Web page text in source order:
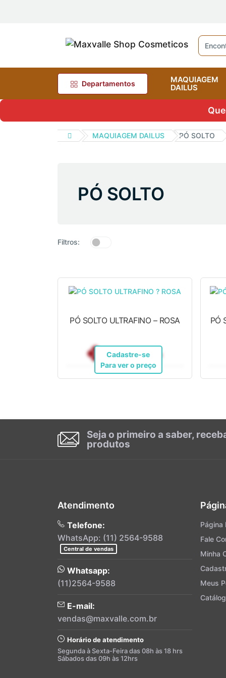
Departamentos
MAQUIAGEM
DAILUS
MAQUIAGEM DAILUS PÓ SOLTO
PÓ SOLTO
Filtros:
PÓ SOLTO ULTRAFINO – ROSA
Cadastre-se
Para ver o preço
R$ 27,11 Pix
PÓ
Seja o primeiro a saber,
produtos
Atendimento
Telefone:
WhatsApp: (11) 2564-9588
Central de vendas
Whatsapp:
(11)2564-9588
E-mail:
vendas@maxvalle.com.br
Horário de atendimento
Segunda à Sexta-Feira das 08h às 18 hrs
Sábados das 09h às 12hrs
Página
Fale
Minha
Meus